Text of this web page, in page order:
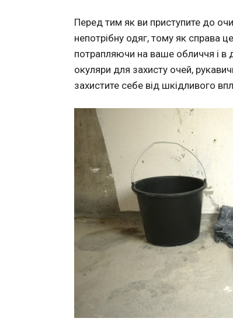
Перед тим як ви приступите до
непотрібну одяг, тому як справа
потрапляючи на ваше обличчя і в
окуляри для захисту очей,
захистите себе від шкідливого